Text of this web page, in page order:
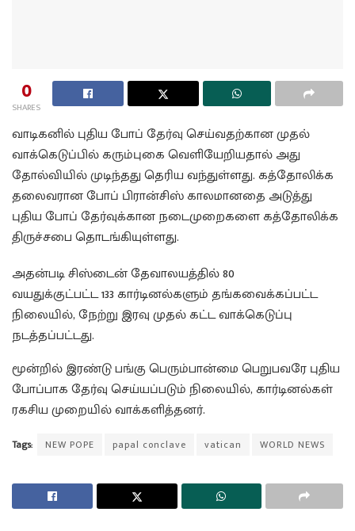
0
SHARES
வாடிகனில் புதிய போப் தேர்வு செய்வதற்கான முதல்
வாக்கெடுப்பில் கரும்புகை வெளியேறியதால் அது
தோல்வியில் முடிந்தது தெரிய வந்துள்ளது. கத்தோலிக்க
தலைவரான போப் பிரான்சிஸ் காலமானதை அடுத்து
புதிய போப் தேர்வுக்கான நடைமுறைகளை கத்தோலிக்க
திருச்சபை தொடங்கியுள்ளது.
அதன்படி சிஸ்டைன் தேவாலயத்தில் 80
வயதுக்குட்பட்ட 133 கார்டினல்களும் தங்கவைக்கப்பட்ட
நிலையில், நேற்று இரவு முதல் கட்ட வாக்கெடுப்பு
நடத்தப்பட்டது.
மூன்றில் இரண்டு பங்கு பெரும்பான்மை பெறுபவரே புதிய
போப்பாக தேர்வு செய்யப்படும் நிலையில், கார்டினல்கள்
ரகசிய முறையில் வாக்களித்தனர்.
Tags: NEW POPE papal conclave vatican WORLD NEWS